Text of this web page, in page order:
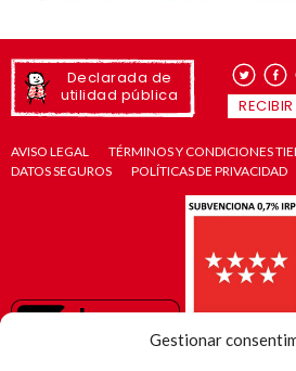
Gestionar
Declarada de
utilidad pública
AVISO LEGAL
TÉRMINOS Y CONDICIONES
DATOS SEGUROS
POLÍTICAS DE PRIVACIDAD